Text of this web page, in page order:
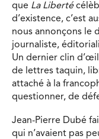
que La Liberté
d’existence, c’est
nous annonçons le
journaliste,
Un dernier clin
de lettres taquin,
attaché à la
questionner, de
Jean-Pierre Dubé
qui n’avaient pas